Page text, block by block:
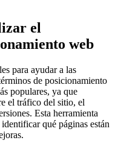
el
web
para ayudar a las
de posicionamiento
populares, ya que
el tráfico del sitio, el
Esta herramienta
qué páginas están